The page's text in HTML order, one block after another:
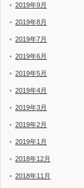
2019年9月
2019年8月
2019年7月
2019年6月
2019年5月
2019年4月
2019年3月
2019年2月
2019年1月
2018年12月
2018年11月